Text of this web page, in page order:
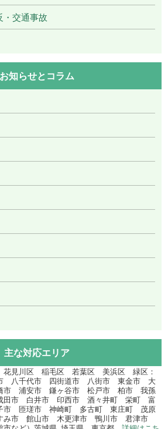
・交通事故
お知らせとコラム
主な対応エリア
花見川区 稲毛区 若葉区 美浜区 緑区：
八千代市 四街道市 八街市 東金市 大
浦安市 鎌ヶ谷市 松戸市 柏市 我孫
市 白井市 印西市 酒々井町 栄町 富
匝瑳市 神崎町 多古町 東庄町 茂原
市 館山市 木更津市 鴨川市 君津市